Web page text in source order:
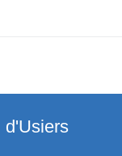
d'Usiers